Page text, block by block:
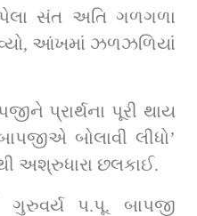
સંત અતિ ગળગળા
આંખમાં ઝળઝળિયાં
પ્રાર્થના પૂરી થાય
બોલાવી લીધો’
અશ્રુધારા છલકાઈ.
પ.પૂ. બાપજી